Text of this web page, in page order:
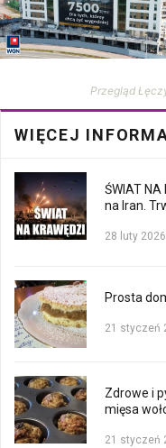
Przegląd
WIĘCEJ
ŚWIAT NA
na Iran.
28 luty 2026
Prosta
21 styczeń
Zdrowe i
mięsa
21 styczeń